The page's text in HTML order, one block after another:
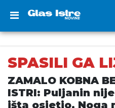
SPASILI GA
ZAMALO KOBNA
ISTRI: Puljanin
išta osjetio. Noga